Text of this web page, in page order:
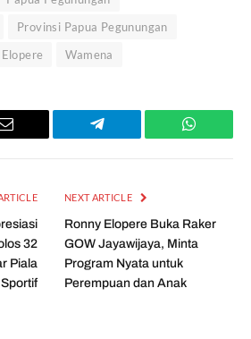
Provinsi Papua Pegunungan
Wamena
Email Telegram
32
Piala
NEXT ARTICLE
Ronny Elopere Buka Raker
GOW Jayawijaya, Minta
Program Nyata untuk
Perempuan dan Anak